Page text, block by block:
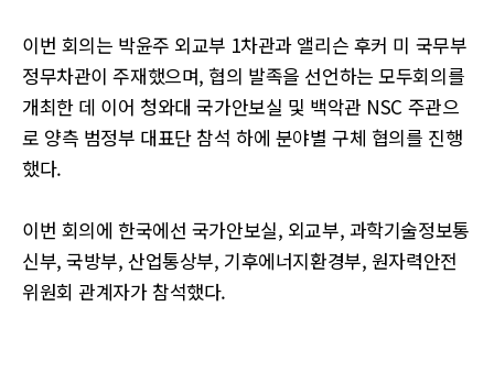
이번 회의는 박윤주 외교부 1차관과 앨리슨 후커 미 국무부
정무차관이 주재했으며, 협의 발족을 선언하는 모두회의를
개최한 데 이어 청와대 국가안보실 및 백악관 NSC 주관으
로 양측 범정부 대표단 참석 하에 분야별 구체 협의를 진행
했다.
이번 회의에 한국에선 국가안보실, 외교부, 과학기술정보통
신부, 국방부, 산업통상부, 기후에너지환경부, 원자력안전
위원회 관계자가 참석했다.